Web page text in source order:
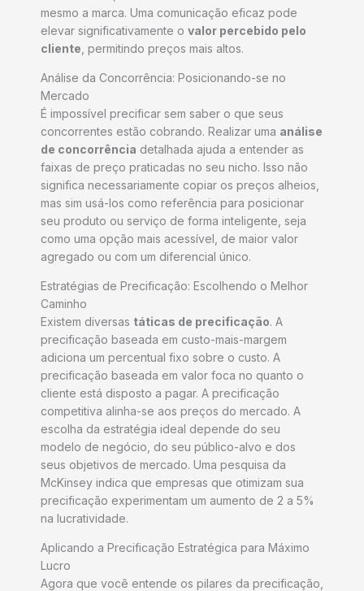
mesmo a marca. Uma comunicação eficaz pode
elevar significativamente o valor percebido pelo
cliente , permitindo preços mais altos.
Análise da Concorrência: Posicionando-se no
Mercado
É impossível precificar sem saber o que seus
concorrentes estão cobrando. Realizar uma análise
de concorrência detalhada ajuda a entender as
faixas de preço praticadas no seu nicho. Isso não
significa necessariamente copiar os preços alheios,
mas sim usá-los como referência para posicionar
seu produto ou serviço de forma inteligente, seja
como uma opção mais acessível, de maior valor
agregado ou com um diferencial único.
Estratégias de Precificação: Escolhendo o Melhor
Caminho
Existem diversas táticas de precificação. A
precificação baseada em custo-mais-margem
adiciona um percentual fixo sobre o custo. A
precificação baseada em valor foca no quanto o
cliente está disposto a pagar. A precificação
competitiva alinha-se aos preços do mercado. A
escolha da estratégia ideal depende do seu
modelo de negócio, do seu público-alvo e dos
seus objetivos de mercado. Uma pesquisa da
McKinsey indica que empresas que otimizam sua
precificação experimentam um aumento de 2 a 5%
na lucratividade.
Aplicando a Precificação Estratégica para Máximo
Lucro
Agora que você entende os pilares da precificação,